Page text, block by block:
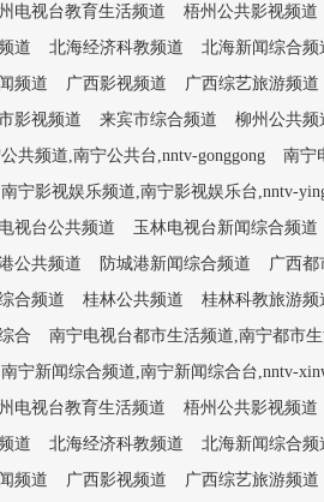
电视台教育生活频道
梧州公共影视频道
道 北海经济科教频道
北海新闻综合频
频道 广西影视频道
广西综艺旅游频道
影视频道 来宾市综合频道
柳州公共频
共频道,南宁公共台,nntv-gonggong
南宁
宁影视娱乐频道,南宁影视娱乐台,nntv-
视台公共频道
玉林电视台新闻综合频道
公共频道 防城港新闻综合频道
广西都
合频道 桂林公共频道
桂林科教旅游频
合
南宁电视台都市生活频道,南宁都市
宁新闻综合频道,南宁新闻综合台,nntv-
电视台教育生活频道
梧州公共影视频道
道 北海经济科教频道
北海新闻综合频
频道 广西影视频道
广西综艺旅游频道